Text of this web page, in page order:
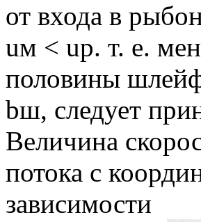
от входа в
uм < uр. т. е.
половины
bш, следует
Величина
потока с
зависимости